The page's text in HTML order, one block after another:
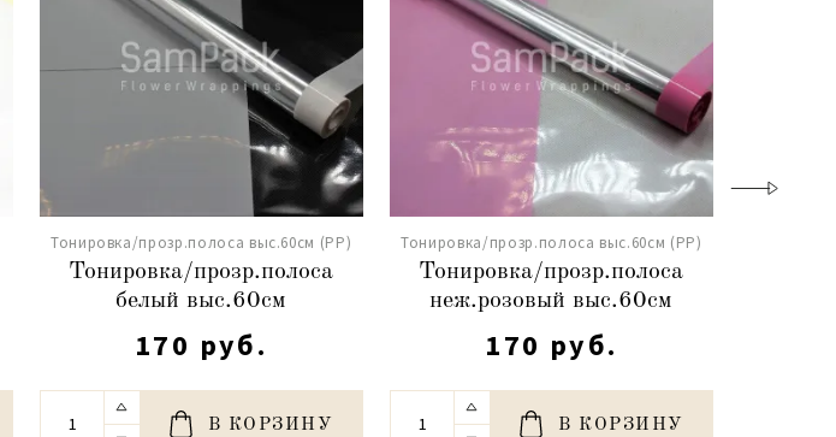
Тонировка/прозр.полоса выс.60см (PP)
Тонировка/прозр.полоса
белый выс.60см
170 руб.
В КОРЗИНУ
Тонировка/прозр.полоса выс.60см (PP)
Тонировка/прозр.полоса
неж.розовый выс.60см
170 руб.
В КОРЗИНУ